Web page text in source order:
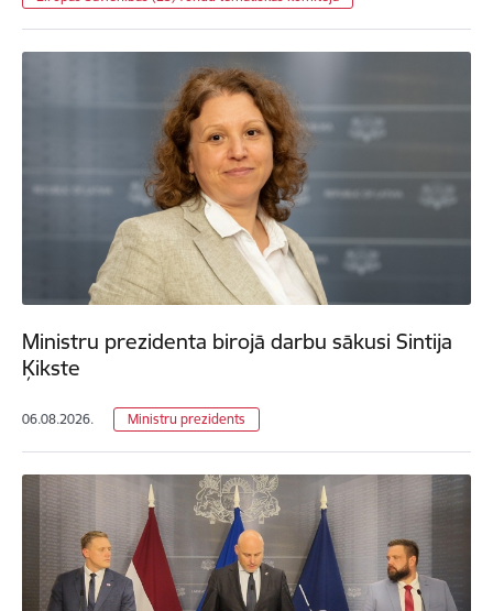
Ministru prezidenta birojā darbu sākusi Sintija
Ķikste
06.08.2026. Ministru prezidents